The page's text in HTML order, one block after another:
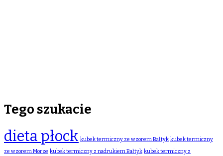
Tego szukacie
dieta płock kubek termiczny ze wzorem Bałtyk kubek termiczny
ze wzorem Morze kubek termiczny z nadrukiem Bałtyk kubek termiczny z